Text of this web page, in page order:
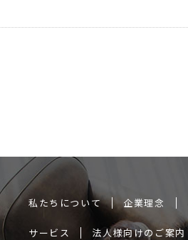
私たちについて 企業理念
サービス 法人様向けのご案内